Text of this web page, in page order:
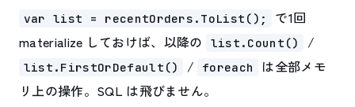
var list = recentOrders.ToList();
で1回
materialize しておけば、以降の
list.Count() /
list.FirstOrDefault() / foreach
は全部メモ
リ上の操作。SQL は飛びません。